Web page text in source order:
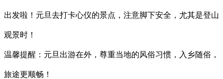
出发啦！元旦去打卡心仪的景点，注意脚下安全，尤其是登山
观景时！
温馨提醒：元旦出游在外，尊重当地的风俗习惯，入乡随俗，
旅途更顺畅！